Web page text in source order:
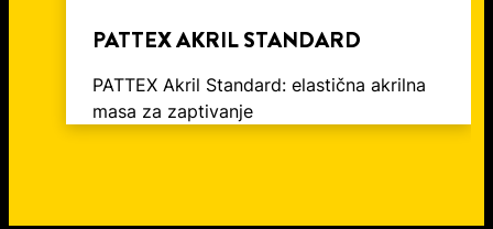
PATTEX AKRIL STANDARD
PATTEX Akril Standard: elastična akrilna
masa za zaptivanje